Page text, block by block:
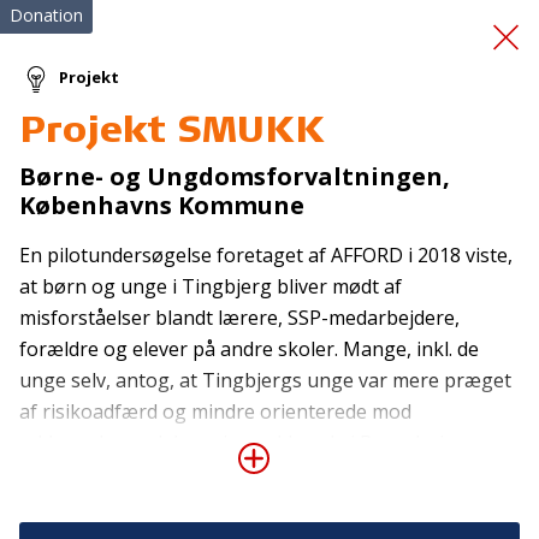
Vores Sunde Hverdag
Donation
Projekt
Projekt SMUKK
Børne- og Ungdomsforvaltningen,
Københavns Kommune
En pilotundersøgelse foretaget af AFFORD i 2018 viste,
at børn og unge i Tingbjerg bliver mødt af
misforståelser blandt lærere, SSP-medarbejdere,
forældre og elever på andre skoler. Mange, inkl. de
unge selv, antog, at Tingbjergs unge var mere præget
af risikoadfærd og mindre orienterede mod
uddannelse end deres jævnaldrende i Brønshøj, men
undersøgelsen viste, at de unge i Tingbjerg reelt ikke
Tilmeld nyhedsbrev
De seneste nyheder om TrygFondens og TryghedsGruppens
aktiviteter direkte i din indbakke.